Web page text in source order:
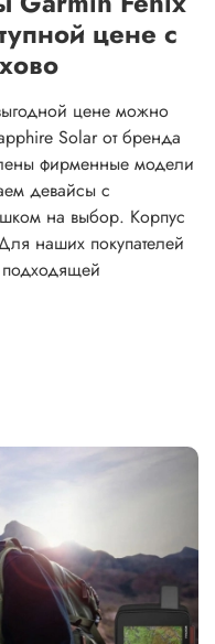
цене с
цене можно
Solar от бренда
фирменные модели
девайсы с
на выбор. Корпус
наших покупателей
подходящей